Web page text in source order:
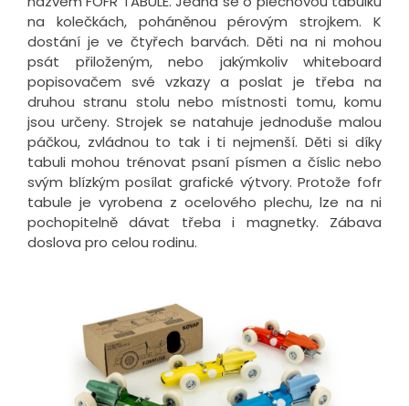
na kolečkách, poháněnou pérovým strojkem. K
dostání je ve čtyřech barvách. Děti na ni mohou
psát přiloženým, nebo jakýmkoliv whiteboard
popisovačem své vzkazy a poslat je třeba na
druhou stranu stolu nebo místnosti tomu, komu
jsou určeny. Strojek se natahuje jednoduše malou
páčkou, zvládnou to tak i ti nejmenší. Děti si díky
tabuli mohou trénovat psaní písmen a číslic nebo
svým blízkým posílat grafické výtvory. Protože fofr
tabule je vyrobena z ocelového plechu, lze na ni
pochopitelně dávat třeba i magnetky. Zábava
doslova pro celou rodinu.